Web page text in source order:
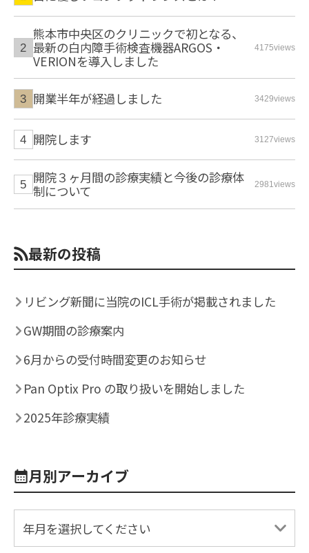
熊本市中央区のクリニックで初となる、
最新の白内障手術検査機器ARGOS・
VERIONを導入しました
4175views
開業半年が経過しました 3429views
開院します 3127views
開院３ヶ月間の診療実績と今後の診療体
制について
2981views
最新の投稿
リビング新聞に当院のICL手術が掲載されました
GW期間の診療案内
6月からの受付時間変更のお知らせ
Pan Optix Pro の取り扱いを開始しました
2025年診療実績
月別アーカイブ
年月を選択してください